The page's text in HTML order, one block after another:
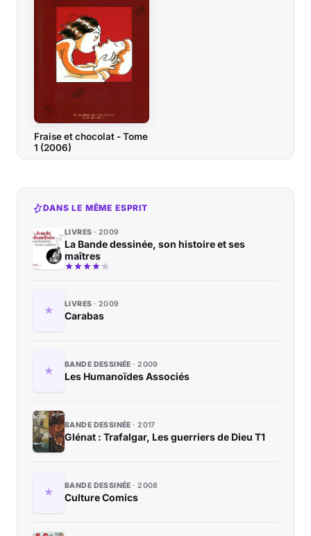
Fraise et chocolat - Tome
1 (2006)
DANS LE MÊME ESPRIT
LIVRES 2009
La Bande dessinée, son histoire et ses
maîtres
LIVRES 2009
Carabas
BANDE DESSINÉE 2009
Les Humanoïdes Associés
BANDE DESSINÉE 2017
Glénat : Trafalgar, Les guerriers de Dieu T1
BANDE DESSINÉE 2008
Culture Comics